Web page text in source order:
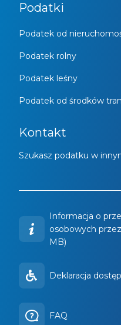
Podatki
Podatek od
Podatek rolny
Podatek leśny
Podatek od środków
Kontakt
Szukasz podatku w
Informacja o
osobowych
MB)
Deklaracja
FAQ